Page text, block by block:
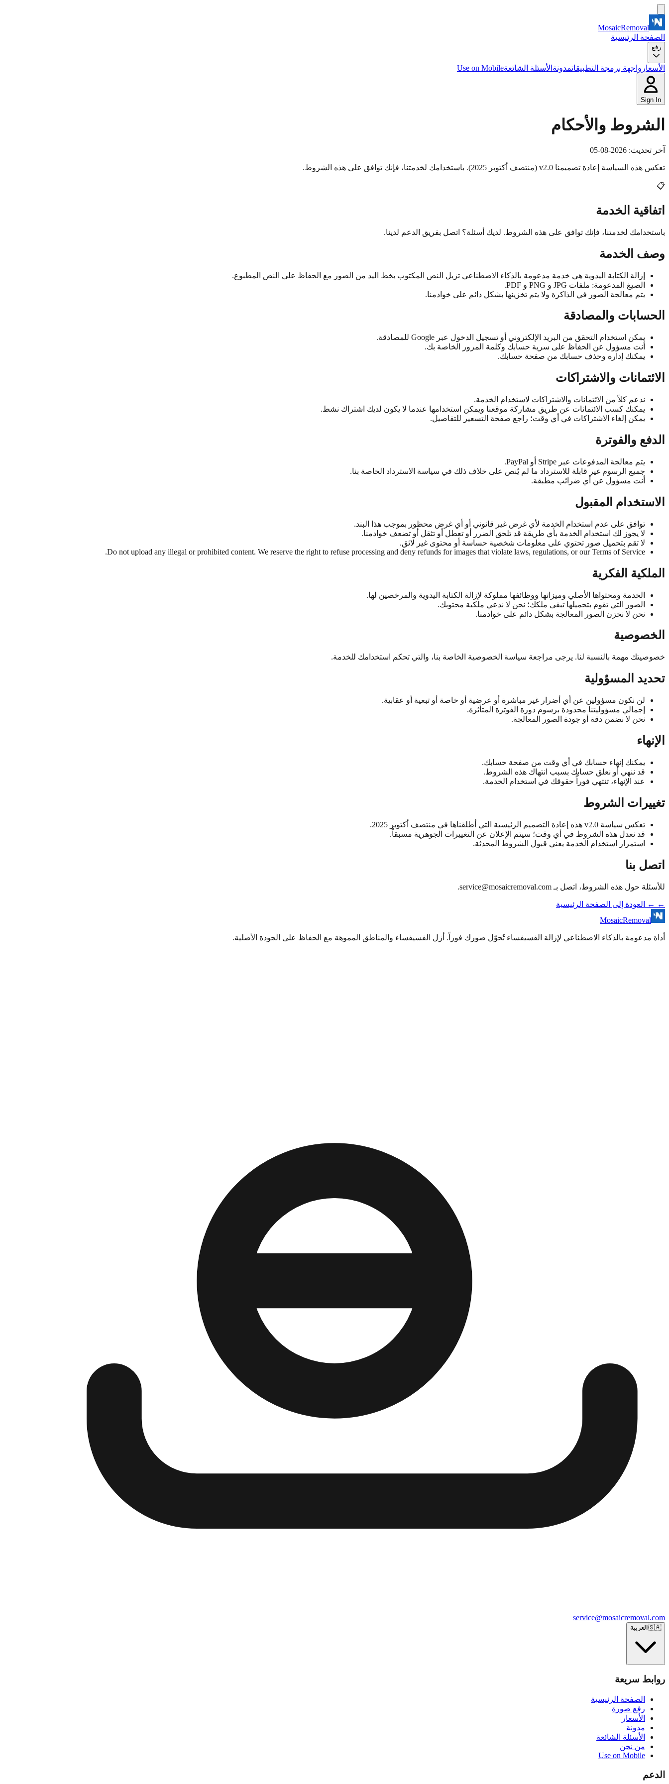
MosaicRemoval
الصفحة الرئيسية
رفع
الأسعار واجهة برمجة التطبيقاتمدونة الأسئلة الشائعةUse on Mobile
Sign In
الشروط والأحكام
آخر تحديث: 2026-08-05
تعكس هذه السياسة إعادة تصميمنا v2.0 (منتصف أكتوبر 2025). باستخدامك لخدمتنا، فإنك توافق على هذه الشروط.
📋
اتفاقية الخدمة
باستخدامك لخدمتنا، فإنك توافق على هذه الشروط. لديك أسئلة؟ اتصل بفريق الدعم لدينا.
وصف الخدمة
إزالة الكتابة اليدوية هي خدمة مدعومة بالذكاء الاصطناعي تزيل النص المكتوب بخط اليد من الصور مع الحفاظ على النص المطبوع.
الصيغ المدعومة: ملفات JPG و PNG و PDF.
يتم معالجة الصور في الذاكرة ولا يتم تخزينها بشكل دائم على خوادمنا.
الحسابات والمصادقة
يمكن استخدام التحقق من البريد الإلكتروني أو تسجيل الدخول عبر Google للمصادقة.
أنت مسؤول عن الحفاظ على سرية حسابك وكلمة المرور الخاصة بك.
يمكنك إدارة وحذف حسابك من صفحة حسابك.
الائتمانات والاشتراكات
ندعم كلاً من الائتمانات والاشتراكات لاستخدام الخدمة.
يمكنك كسب الائتمانات عن طريق مشاركة موقعنا ويمكن استخدامها عندما لا يكون لديك اشتراك نشط.
يمكن إلغاء الاشتراكات في أي وقت؛ راجع صفحة التسعير للتفاصيل.
الدفع والفوترة
يتم معالجة المدفوعات عبر Stripe أو PayPal.
جميع الرسوم غير قابلة للاسترداد ما لم يُنص على خلاف ذلك في سياسة الاسترداد الخاصة بنا.
أنت مسؤول عن أي ضرائب مطبقة.
الاستخدام المقبول
توافق على عدم استخدام الخدمة لأي غرض غير قانوني أو أي غرض محظور بموجب هذا البند.
لا يجوز لك استخدام الخدمة بأي طريقة قد تلحق الضرر أو تعطل أو تثقل أو تضعف خوادمنا.
لا تقم بتحميل صور تحتوي على معلومات شخصية حساسة أو محتوى غير لائق.
Do not upload any illegal or prohibited content. We reserve the right to refuse processing and deny refunds for images that violate laws, regulations, or our Terms of Service.
الملكية الفكرية
الخدمة ومحتواها الأصلي وميزاتها ووظائفها مملوكة لإزالة الكتابة اليدوية والمرخصين لها.
الصور التي تقوم بتحميلها تبقى ملكك؛ نحن لا ندعي ملكية محتوىك.
نحن لا نخزن الصور المعالجة بشكل دائم على خوادمنا.
الخصوصية
خصوصيتك مهمة بالنسبة لنا. يرجى مراجعة سياسة الخصوصية الخاصة بنا، والتي تحكم استخدامك للخدمة.
تحديد المسؤولية
لن نكون مسؤولين عن أي أضرار غير مباشرة أو عرضية أو خاصة أو تبعية أو عقابية.
إجمالي مسؤوليتنا محدودة برسوم دورة الفوترة المتأثرة.
نحن لا نضمن دقة أو جودة الصور المعالجة.
الإنهاء
يمكنك إنهاء حسابك في أي وقت من صفحة حسابك.
قد ننهي أو نعلق حسابك بسبب انتهاك هذه الشروط.
عند الإنهاء، تنتهي فوراً حقوقك في استخدام الخدمة.
تغييرات الشروط
تعكس سياسة v2.0 هذه إعادة التصميم الرئيسية التي أطلقناها في منتصف أكتوبر 2025.
قد نعدل هذه الشروط في أي وقت؛ سيتم الإعلان عن التغييرات الجوهرية مسبقاً.
استمرار استخدام الخدمة يعني قبول الشروط المحدثة.
اتصل بنا
للأسئلة حول هذه الشروط، اتصل بـ service@mosaicremoval.com
.
← ← العودة إلى الصفحة الرئيسية
MosaicRemoval
أداة مدعومة بالذكاء الاصطناعي لإزالة الفسيفساء تُحوّل صورك فوراً. أزل الفسيفساء والمناطق المموهة مع الحفاظ على الجودة الأصلية.
service@mosaicremoval.com
🇸🇦العربية
روابط سريعة
الصفحة الرئيسية
رفع صورة
الأسعار
مدونة
الأسئلة الشائعة
من نحن
Use on Mobile
الدعم